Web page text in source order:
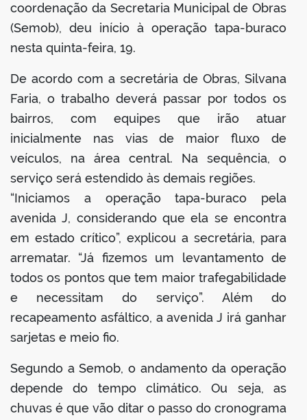
coordenação da Secretaria Municipal de Obras
(Semob), deu início à operação tapa-buraco
nesta quinta-feira, 19.
De acordo com a secretária de Obras, Silvana
Faria, o trabalho deverá passar por todos os
bairros, com equipes que irão atuar
inicialmente nas vias de maior fluxo de
veículos, na área central. Na sequência, o
serviço será estendido às demais regiões.
“Iniciamos a operação tapa-buraco pela
avenida J, considerando que ela se encontra
em estado crítico”, explicou a secretária, para
arrematar. “Já fizemos um levantamento de
todos os pontos que tem maior trafegabilidade
e necessitam do serviço”. Além do
recapeamento asfáltico, a avenida J irá ganhar
sarjetas e meio fio.
Segundo a Semob, o andamento da operação
depende do tempo climático. Ou seja, as
chuvas é que vão ditar o passo do cronograma